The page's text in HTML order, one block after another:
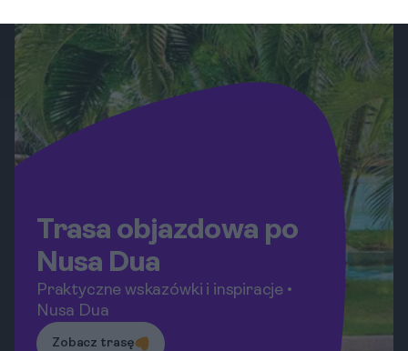
Trasa objazdowa po
Nusa Dua
Praktyczne wskazówki i inspiracje •
Nusa Dua
Zobacz trasę